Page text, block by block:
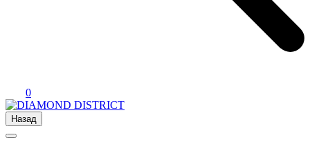
0
Назад